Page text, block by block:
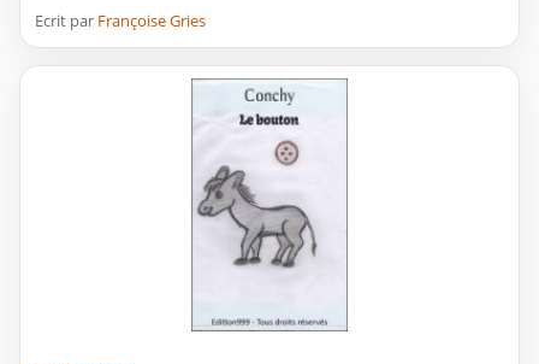
Ecrit par Françoise Gries